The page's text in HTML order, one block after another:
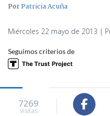
PorPatricia Acuña
Miércoles 22 mayo de 2013 |
Seguimos criterios de
7269
visitas